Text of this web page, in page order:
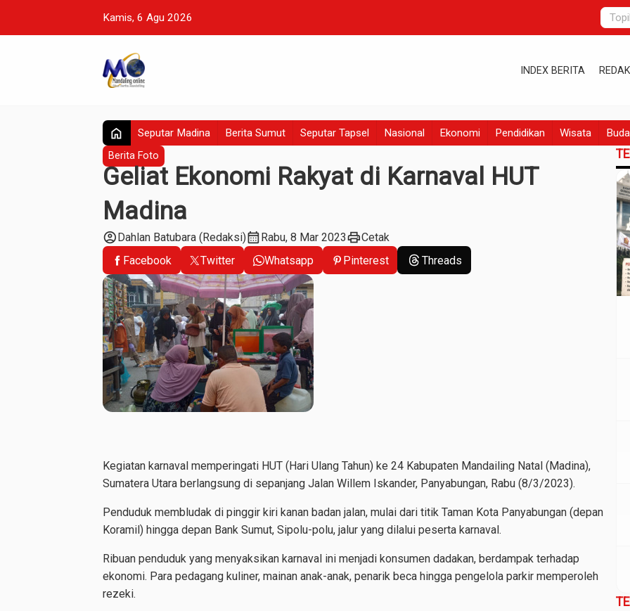
Kamis, 6 Agu 2026
INDEX BERITA
home Seputar Madina Berita Sumut Seputar Tapsel Nasional Ekonomi Pendidikan Wisata
Berita Foto
Geliat Ekonomi Rakyat di Karnaval HUT
Madina
account_circleDahlan Batubara (Redaksi)calendar_monthRabu, 8 Mar 2023printCetak
Facebook
Twitter Whatsapp Pinterest Threads
Kegiatan karnaval memperingati HUT (Hari Ulang Tahun) ke 24 Kabupaten Mandailing Natal (Madina),
Sumatera Utara berlangsung di sepanjang Jalan Willem Iskander, Panyabungan, Rabu (8/3/2023).
Penduduk membludak di pinggir kiri kanan badan jalan, mulai dari titik Taman Kota Panyabungan (depan
Koramil) hingga depan Bank Sumut, Sipolu-polu, jalur yang dilalui peserta karnaval.
Ribuan penduduk yang menyaksikan karnaval ini menjadi konsumen dadakan, berdampak terhadap
ekonomi. Para pedagang kuliner, mainan anak-anak, penarik beca hingga pengelola parkir memperoleh
rezeki.